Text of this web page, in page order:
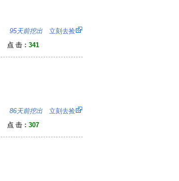
95天前挖出 立刻去捡
点 击： 341
86天前挖出 立刻去捡
点 击： 307